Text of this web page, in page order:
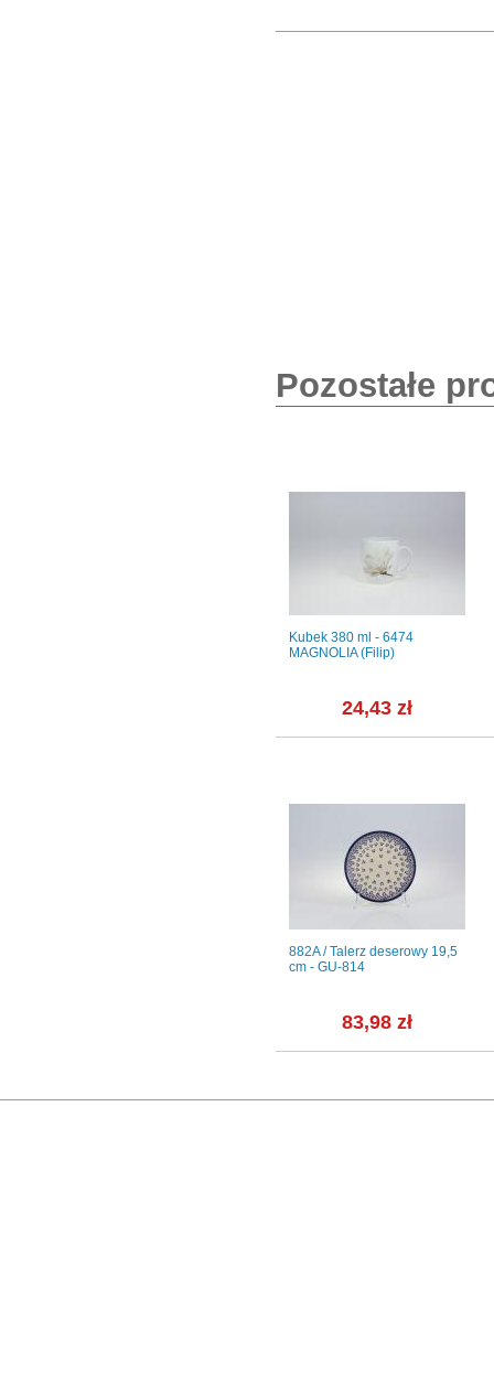
Pozostałe
Kubek 380 ml - 6474
MAGNOLIA (Filip)
24,43 zł
882A / Talerz deserowy 19,5
cm - GU-814
83,98 zł